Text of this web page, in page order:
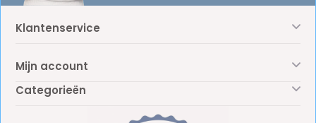
Klantenservice
Mijn account
Categorieën